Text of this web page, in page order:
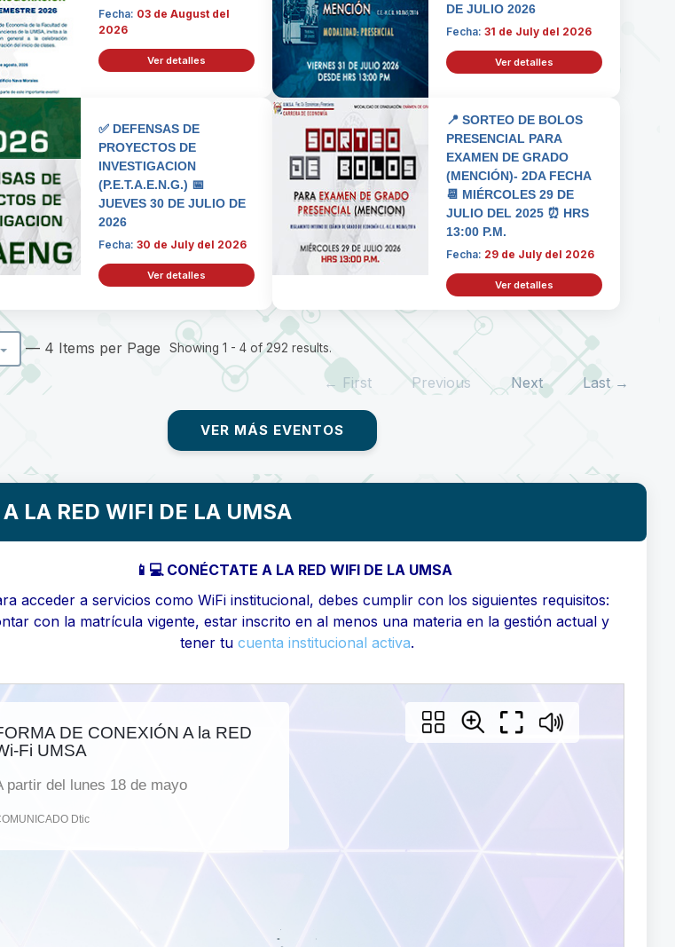
Fecha: 03 de August del
2026
Ver detalles
DE JULIO 2026
Fecha:31 de July del 2026
Ver detalles
✅ DEFENSAS DE
PROYECTOS DE
INVESTIGACION
(P.E.T.A.E.N.G.) 📅
JUEVES 30 DE JULIO DE
2026
Fecha:30 de July del 2026
Ver detalles
📍 SORTEO DE BOLOS
PRESENCIAL PARA
EXAMEN DE GRADO
(MENCIÓN)- 2DA FECHA
📆 MIÉRCOLES 29 DE
JULIO DEL 2025 ⏰ HRS
13:00 P.M.
Fecha: 29 de July del 2026
Ver detalles
— 4 Items per Page Showing 1 - 4 of 292 results.
← First Previous Next Last →
VER MÁS EVENTOS
LA RED WIFI DE LA UMSA
📱💻 CONÉCTATE A LA RED WIFI DE LA UMSA
acceder a servicios como WiFi institucional, debes cumplir con los siguientes requisitos:
con la matrícula vigente, estar inscrito en al menos una materia en la gestión actual y
tener tu cuenta institucional activa.